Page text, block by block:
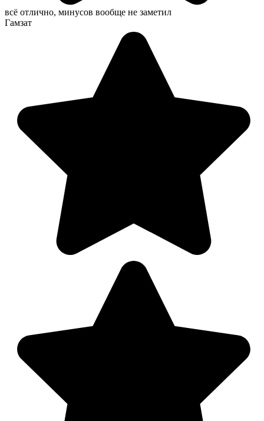
всё отлично, минусов вообще не заметил
Гамзат